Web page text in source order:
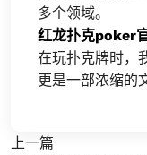
多个领域。
红龙扑克poker
在玩扑克牌时，
更是一部浓缩的
上一篇